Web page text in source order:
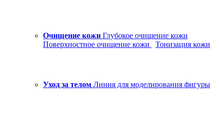
Очищение кожи Глубокое очищение кожи
Поверхностное очищение кожи
Тонизация кожи
Уход за телом Линия для моделирования фигуры